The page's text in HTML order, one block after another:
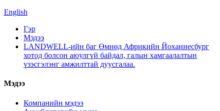
English
Гэр
Мэдээ
LANDWELL-ийн баг Өмнөд Африкийн Йоханнесбург
хотод болсон аюулгүй байдал, галын хамгаалалтын
үзэсгэлэнг амжилттай дуусгалаа.
Мэдээ
Компанийн мэдээ